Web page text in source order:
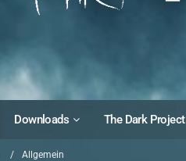
Downloads The Dark Project
Allgemein